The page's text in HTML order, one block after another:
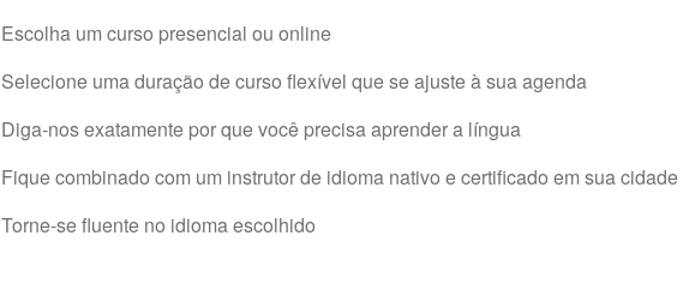
Escolha um curso presencial ou online
Selecione uma duração de curso flexível que se ajuste à sua agenda
Diga-nos exatamente por que você precisa aprender a língua
Fique combinado com um instrutor de idioma nativo e certificado em sua
Torne-se fluente no idioma escolhido